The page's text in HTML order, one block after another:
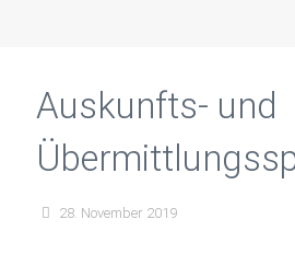
Auskunfts- und
nach dem
28. November 2019